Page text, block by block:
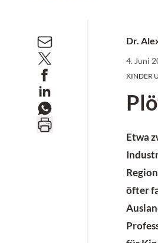
Dr.
4. Juni
KINDER
Etwa
öfter